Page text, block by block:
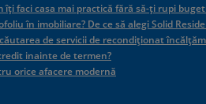
îți faci casa mai practică fără să-ți rupi
în imobiliare? De ce să alegi Solid
de servicii de recondiționat
inainte de termen?
orice afacere modernă